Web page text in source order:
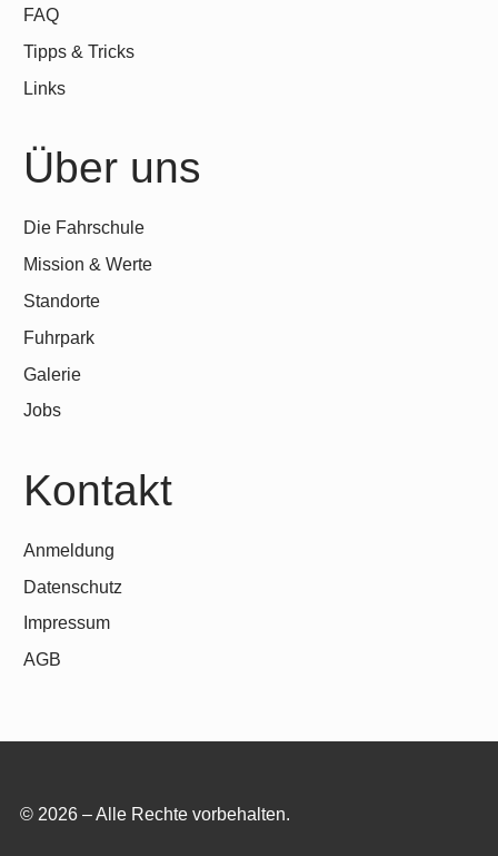
FAQ
Tipps & Tricks
Links
Über uns
Die Fahrschule
Mission & Werte
Standorte
Fuhrpark
Galerie
Jobs
Kontakt
Anmeldung
Datenschutz
Impressum
AGB
© 2026 – Alle Rechte vorbehalten.